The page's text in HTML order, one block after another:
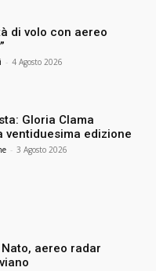
di volo con aereo
- 4 Agosto 2026
Gloria Clama
ventiduesima edizione
- 3 Agosto 2026
aereo radar